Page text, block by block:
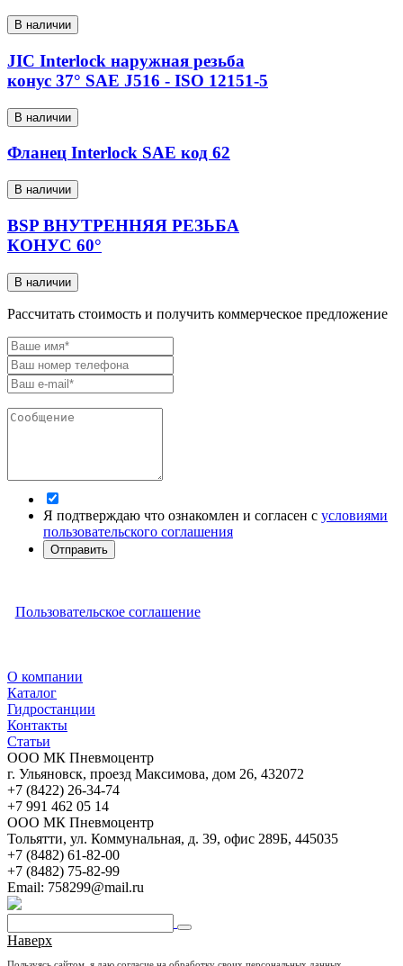
В наличии
JIC Interlock наружная резьба
конус 37° SAE J516 - ISO 12151-5
В наличии
Фланец Interlock SAE код 62
В наличии
BSP ВНУТРЕННЯЯ РЕЗЬБА
КОНУС 60°
В наличии
Рассчитать стоимость и получить коммерческое предложение
Я подтверждаю что ознакомлен и согласен с условиями
пользовательского соглашения
Отправить
Пользовательское соглашение
О компании
Каталог
Гидростанции
Контакты
Статьи
ООО МК Пневмоцентр
г. Ульяновск, проезд Максимова, дом 26, 432072
+7 (8422) 26-34-74
+7 991 462 05 14
ООО МК Пневмоцентр
Тольятти, ул. Коммунальная, д. 39, офис 289Б, 445035
+7 (8482) 61-82-00
+7 (8482) 75-82-99
Email: 758299@mail.ru
Наверх